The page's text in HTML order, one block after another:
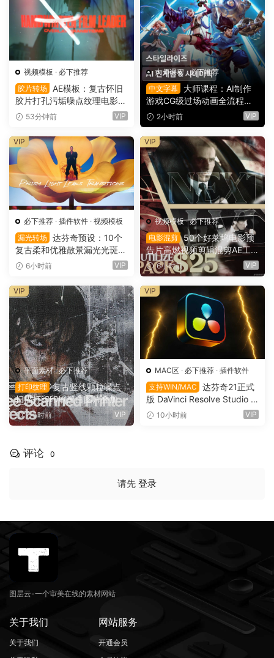
视频模板 · 必下推荐
胶片转场 AE模板：复古怀旧
胶片打孔污垢噪点纹理电影帧
叠加电影短片剪辑转场过渡
53分钟前 VIP
大师课程 ·必下推荐
中文字幕
大师课程：AI制作
游戏CG级过场动画全流程视
频课程 中文字幕（16149）
2小时前 VIP
必下推荐 · 插件软件 · 视频模板
漏光转场 达芬奇预设：10个
复古柔和优雅散景漏光光斑划
痕纹理叠加4K无缝转场过渡
6小时前 VIP
VIP
视频模板·必下推荐
电影混剪
50个好莱坞电影预
告片高燃视频剪辑混剪AE工
程项目文件+AE预设+叠加层
+视频教程 UTILIZE NEXTLV
L PACK（16780）
6小时前 VIP
VIP
平面素材·必下推荐
打印纹理
复古竖线颗粒噪点
扫描打印印刷黑白图片叠加滤
镜PAT 图案纹理+PS动作+GR
D 渐变预设 Züli – +10 Scann
9）
7小时前 VIP
VIP
MAC区 · 必下推荐 · 插件软件
支持WIN/MAC
达芬奇21正式
版 DaVinci Resolve Studio 2
1.0.4 支持Win/Mac（9736）
10小时前 VIP
VIP
评论 0
请先 登录
图层云-一个审美在线的素材网站
关于我们
关于我们
网站服务
开通会员